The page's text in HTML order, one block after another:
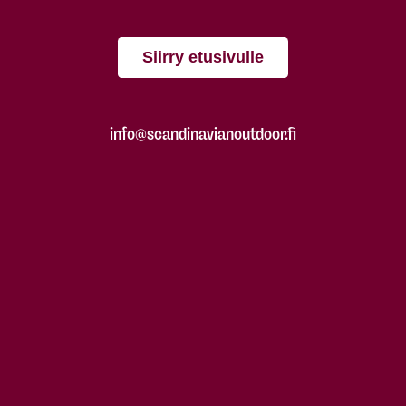
Siirry etusivulle
info@scandinavianoutdoor.fi